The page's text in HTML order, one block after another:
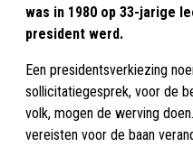
was in 1980 op 33-jarige
president werd.
Een presidentsverkiezing
sollicitatiegesprek, voor de
volk, mogen de werving
vereisten voor de baan